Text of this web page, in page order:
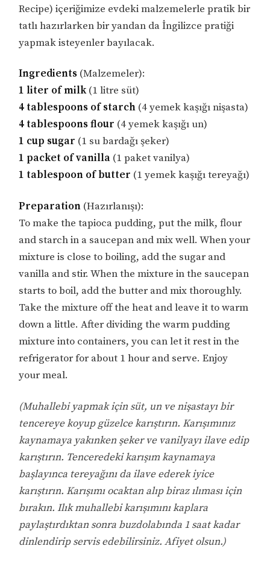
Recipe) içeriğimize evdeki malzemelerle pratik bir
tatlı hazırlarken bir yandan da İngilizce pratiği
yapmak isteyenler bayılacak.
Ingredients (Malzemeler):
1 liter of milk(1 litre süt)
4 tablespoons of starch (4 yemek kaşığı nişasta)
4 tablespoons flour (4 yemek kaşığı un)
1 cup sugar (1 su bardağı şeker)
1 packet of vanilla (1 paket vanilya)
1 tablespoon of butter (1 yemek kaşığı tereyağı)
Preparation (Hazırlanışı):
To make the tapioca pudding, put the milk, flour
and starch in a saucepan and mix well. When your
mixture is close to boiling, add the sugar and
vanilla and stir. When the mixture in the saucepan
starts to boil, add the butter and mix thoroughly.
Take the mixture off the heat and leave it to warm
down a little. After dividing the warm pudding
mixture into containers, you can let it rest in the
refrigerator for about 1 hour and serve. Enjoy
your meal.
(Muhallebi yapmak için süt, un ve nişastayı bir
tencereye koyup güzelce karıştırın. Karışımınız
kaynamaya yakınken şeker ve vanilyayı ilave edip
karıştırın. Tenceredeki karışım kaynamaya
başlayınca tereyağını da ilave ederek iyice
karıştırın. Karışımı ocaktan alıp biraz ılıması için
bırakın. Ilık muhallebi karışımını kaplara
paylaştırdıktan sonra buzdolabında 1 saat kadar
dinlendirip servis edebilirsiniz. Afiyet olsun.)